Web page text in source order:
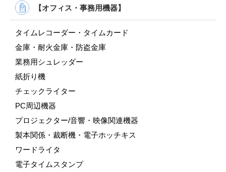
【オフィス・事務用機器】
タイムレコーダー・タイムカード
金庫・耐火金庫・防盗金庫
業務用シュレッダー
紙折り機
チェックライター
PC周辺機器
プロジェクター/音響・映像関連機器
製本関係・裁断機・電子ホッチキス
ワードライタ
電子タイムスタンプ